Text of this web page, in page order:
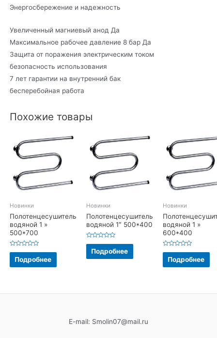
Энергосбережение и надежность
Увеличенный магниевый анод Да
Максимальное рабочее давление 8 бар Да
Защита от поражения электрическим током
безопасность использования
7 лет гарантии на внутренний бак
бесперебойная работа
Похожие товары
Новинки
Полотенцесушитель
водяной 1 »
500*700
Оценка
5
Подробнее
Новинки
Полотенцесушитель
водяной 1″ 500*400
Оценка
5
Подробнее
Новинки
водяной 1 »
600*400
Оценка
5
Подробнее
E-mail: Smolin07@mail.ru